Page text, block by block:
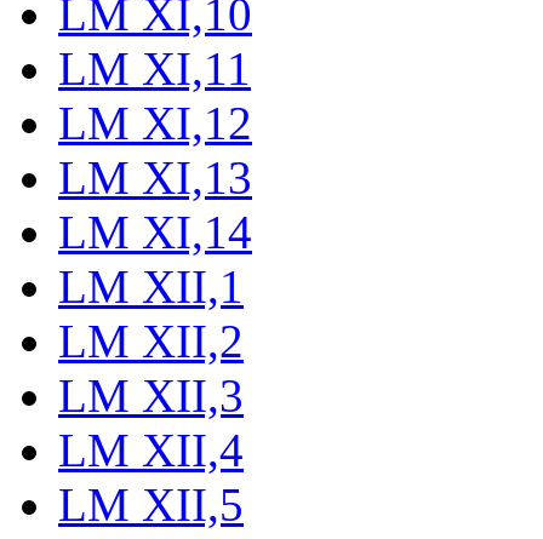
LM XI,10
LM XI,11
LM XI,12
LM XI,13
LM XI,14
LM XII,1
LM XII,2
LM XII,3
LM XII,4
LM XII,5